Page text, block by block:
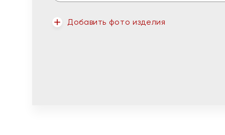
Добавить фото изделия